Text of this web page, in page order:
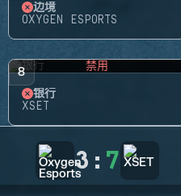
边境
OXYGEN ESPORTS
8 禁用
银行
XSET
3 : 7